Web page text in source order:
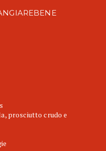
prosciutto crudo e